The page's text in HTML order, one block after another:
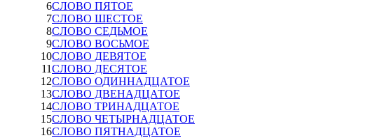
6СЛОВО ПЯТОЕ
7СЛОВО ШЕСТОЕ
8СЛОВО СЕДЬМОЕ
9СЛОВО ВОСЬМОЕ
10СЛОВО ДЕВЯТОЕ
11СЛОВО ДЕСЯТОЕ
12СЛОВО ОДИННАДЦАТОЕ
13СЛОВО ДВЕНАДЦАТОЕ
14СЛОВО ТРИНАДЦАТОЕ
15СЛОВО ЧЕТЫРНАДЦАТОЕ
16СЛОВО ПЯТНАДЦАТОЕ